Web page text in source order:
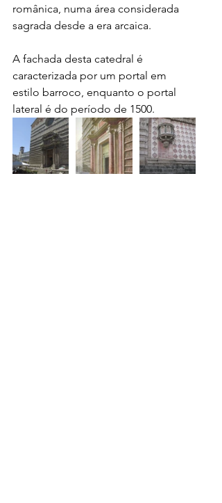
românica, numa área considerada
sagrada desde a era arcaica.
A fachada desta catedral é
caracterizada por um portal em
estilo barroco, enquanto o portal
lateral é do período de 1500.